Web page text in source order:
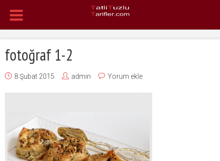
fotoğraf 1-2
8 Şubat 2015 admin Yorum ekle